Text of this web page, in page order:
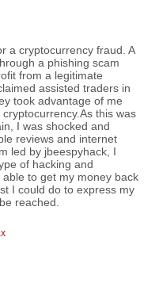
a cryptocurrency fraud. A
a phishing scam
from a legitimate
assisted traders in
took advantage of me
this was
I was shocked and
reviews and internet
led by jbeespyhack, I
of hacking and
to get my money back
I could do to express my
reached.